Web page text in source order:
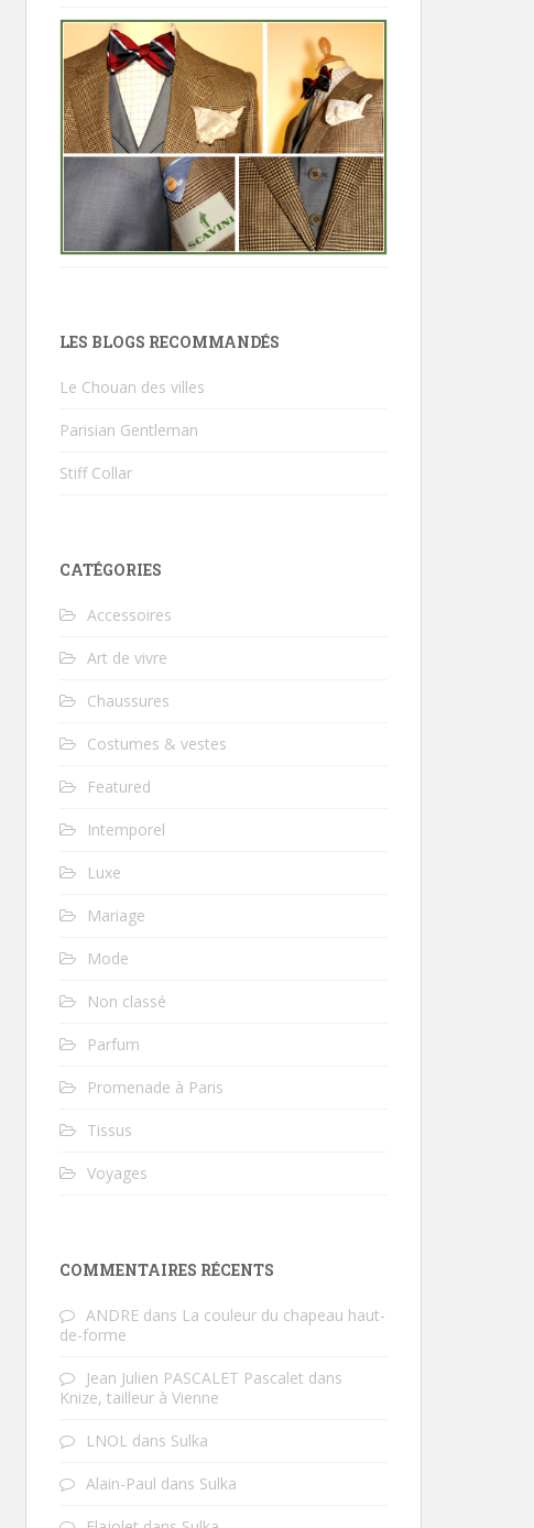
LES BLOGS RECOMMANDÉS
Le Chouan des villes
Parisian Gentleman
Stiff Collar
CATÉGORIES
Accessoires
Art de vivre
Chaussures
Costumes & vestes
Featured
Intemporel
Luxe
Mariage
Mode
Non classé
Parfum
Promenade à Paris
Tissus
Voyages
COMMENTAIRES RÉCENTS
ANDRE dans La couleur du chapeau haut-
de-forme
Jean Julien PASCALET Pascalet dans
Knize, tailleur à Vienne
LNOL dans Sulka
Alain-Paul dans Sulka